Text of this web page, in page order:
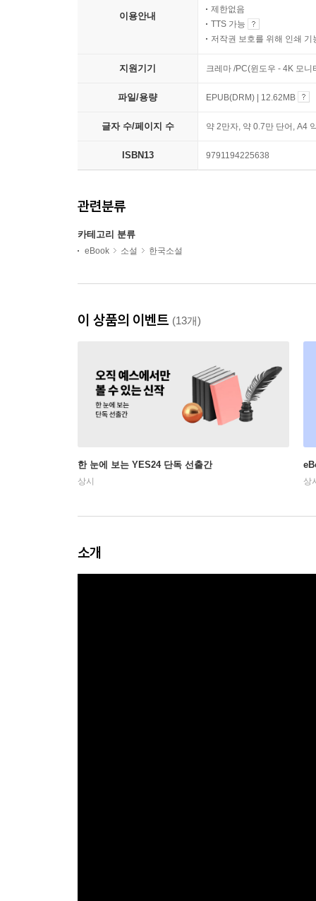
이용안내
제한없음
TTS 가능
저작권 보호를 위해 인쇄 기
지원기기 크레마 /PC(윈도우 - 4K 모
파일/용량 EPUB(DRM) | 12.62MB
글자 수/페이지 수 약 2만자, 약 0.7만 단어, A4
ISBN13 9791194225638
관련분류
카테고리 분류
eBook 소설 한국소설
이 상품의 이벤트 (13개)
한 눈에 보는 YES24 단독 선출간
상시 상
소개